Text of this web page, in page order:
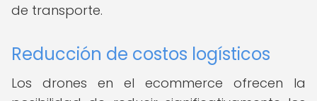
de transporte.
Reducción de costos logísticos
Los drones en el ecommerce ofrecen la